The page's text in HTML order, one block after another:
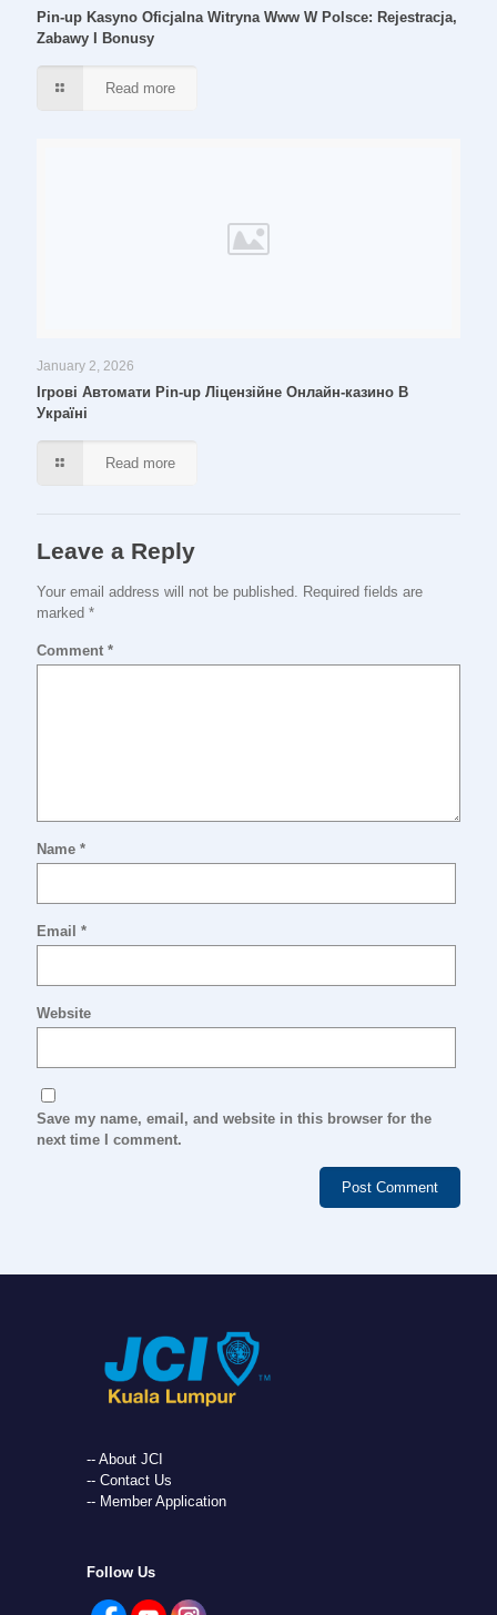
Pin-up Kasyno Oficjalna Witryna Www W Polsce: Rejestracja,
Zabawy I Bonusy
Read more
January 2, 2026
Ігрові Автомати Pin-up Ліцензійне Онлайн-казино В
Україні
Read more
Leave a Reply
Your email address will not be published.
Required fields are
marked *
Comment *
Name *
Email *
Website
Save my name, email, and website in this browser for the
next time I comment.
-- About JCI
-- Contact Us
-- Member Application
Follow Us